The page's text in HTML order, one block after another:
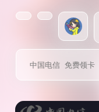
中国电信 免费领卡